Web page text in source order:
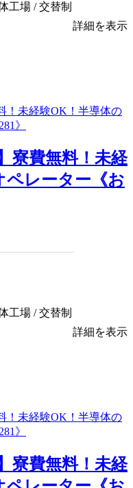
工場 / 交替制
詳細を表示
寮費無料！未経
ペレーター《お
工場 / 交替制
詳細を表示
寮費無料！未経